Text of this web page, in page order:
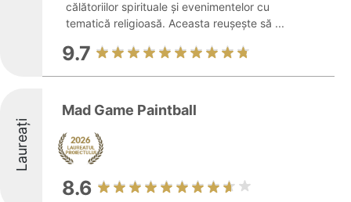
călătoriilor spirituale și evenimentelor cu
tematică religioasă. Aceasta reușește să ...
9.7
Laureați
Mad Game Paintball
8.6